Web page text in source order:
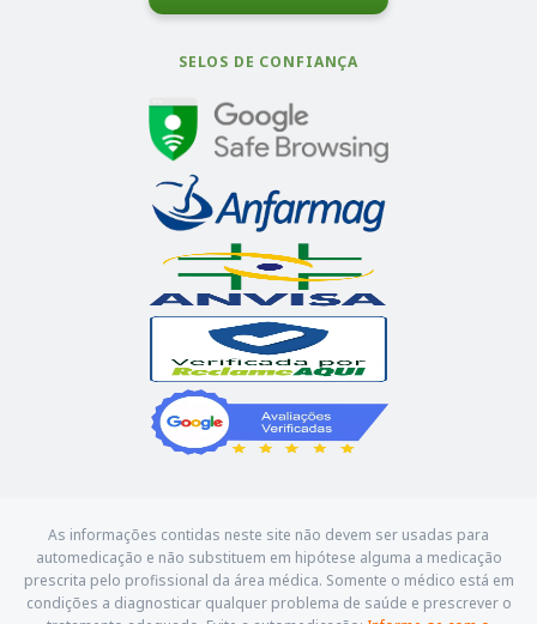
As informações contidas neste site não devem ser usadas para
automedicação e não substituem em hipótese alguma a medicação
prescrita pelo profissional da área médica. Somente o médico está em
condições a diagnosticar qualquer problema de saúde e prescrever o
SELOS DE CONFIANÇA